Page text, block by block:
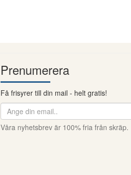
Prenumerera
Få frisyrer till din mail - helt gratis!
Våra nyhetsbrev är 100% fria från skräp.